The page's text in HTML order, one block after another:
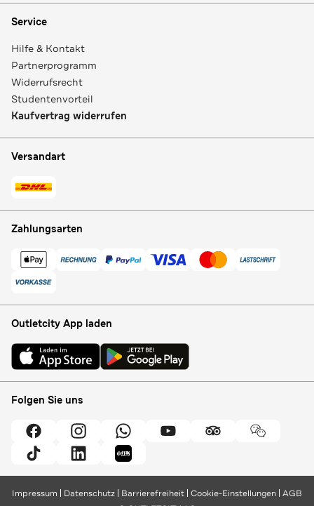
Service
Hilfe & Kontakt
Partnerprogramm
Widerrufsrecht
Studentenvorteil
Kaufvertrag widerrufen
Versandart
Zahlungsarten
Outletcity App laden
Folgen Sie uns
Impressum Datenschutz Barrierefreiheit Cookie-Einstellungen AGB